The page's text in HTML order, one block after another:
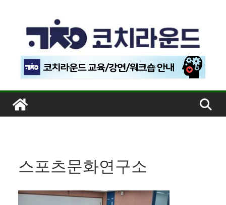
너
기
스포츠문화연구소